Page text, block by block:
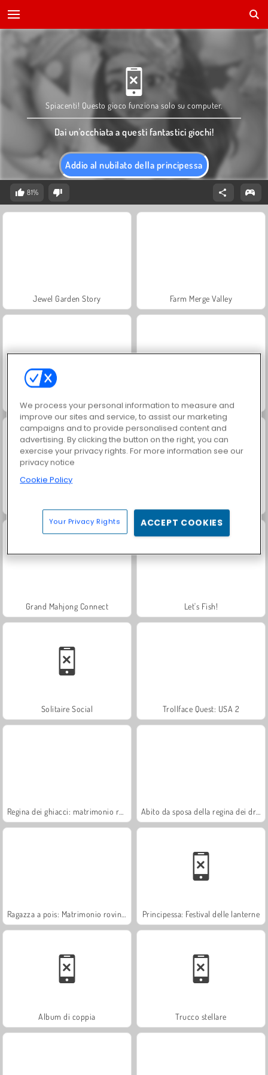
Addio al nubilato della principessa
Spiacenti! Questo gioco funziona solo su computer.
Dai un'occhiata a questi fantastici giochi!
81%
Jewel Garden Story Farm Merge Valley
Masha and the Bear: Meadows
Grand Mahjong Connect Let's Fish!
Solitaire Social Trollface Quest: USA 2
Principessa: Festival delle lanterne
Album di coppia Trucco stellare
We process your personal information to measure and
improve our sites and service, to assist our marketing
campaigns and to provide personalised content and
advertising. By clicking the button on the right, you can
exercise your privacy rights. For more information see our
privacy notice
Cookie Policy
Your Privacy Rights ACCEPT COOKIES